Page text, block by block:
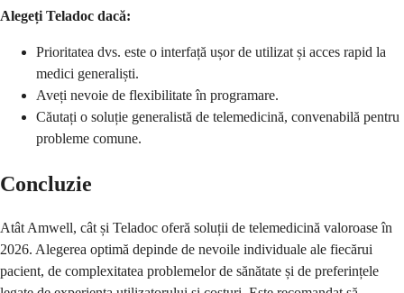
Alegeți Teladoc dacă:
Prioritatea dvs. este o interfață ușor de utilizat și acces rapid la
medici generaliști.
Aveți nevoie de flexibilitate în programare.
Căutați o soluție generalistă de telemedicină, convenabilă pentru
probleme comune.
Concluzie
Atât Amwell, cât și Teladoc oferă soluții de telemedicină valoroase în
2026. Alegerea optimă depinde de nevoile individuale ale fiecărui
pacient, de complexitatea problemelor de sănătate și de preferințele